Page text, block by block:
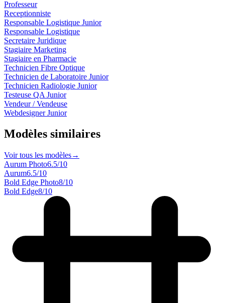
Professeur
Receptionniste
Responsable Logistique Junior
Responsable Logistique
Secretaire Juridique
Stagiaire Marketing
Stagiaire en Pharmacie
Technicien Fibre Optique
Technicien de Laboratoire Junior
Technicien Radiologie Junior
Testeuse QA Junior
Vendeur / Vendeuse
Webdesigner Junior
Modèles similaires
Voir tous les modèles→
Aurum Photo6.5/10
Aurum6.5/10
Bold Edge Photo8/10
Bold Edge8/10